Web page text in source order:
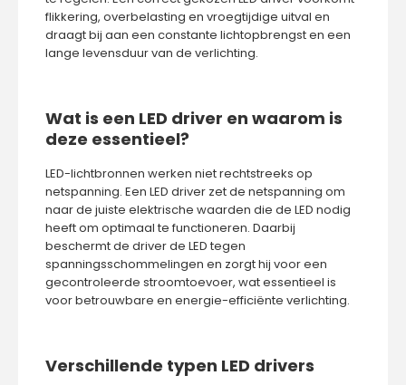
flikkering, overbelasting en vroegtijdige uitval en
draagt bij aan een constante lichtopbrengst en een
lange levensduur van de verlichting.
Wat is een LED driver en waarom is
deze essentieel?
LED-lichtbronnen werken niet rechtstreeks op
netspanning. Een LED driver zet de netspanning om
naar de juiste elektrische waarden die de LED nodig
heeft om optimaal te functioneren. Daarbij
beschermt de driver de LED tegen
spanningsschommelingen en zorgt hij voor een
gecontroleerde stroomtoevoer, wat essentieel is
voor betrouwbare en energie-efficiënte verlichting.
Verschillende typen LED drivers